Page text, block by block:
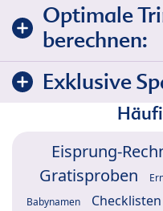
Optimale
berechnen:
Exklusive
Eisprung-
Gratisproben
Babynamen